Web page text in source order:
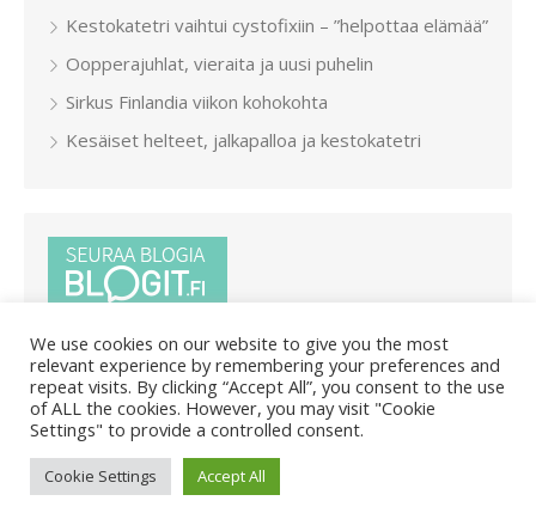
Kestokatetri vaihtui cystofixiin – ”helpottaa elämää”
Oopperajuhlat, vieraita ja uusi puhelin
Sirkus Finlandia viikon kohokohta
Kesäiset helteet, jalkapalloa ja kestokatetri
© 2026 Pietar.in/ Powered by WordPress
Lab
We use cookies on our website to give you the most
relevant experience by remembering your preferences and
repeat visits. By clicking “Accept All”, you consent to the use
of ALL the cookies. However, you may visit "Cookie
Settings" to provide a controlled consent.
Cookie Settings Accept All